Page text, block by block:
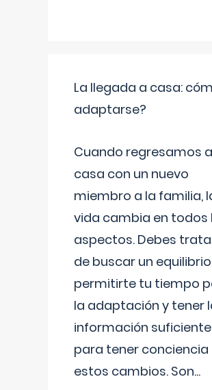
La llegada a casa:
adaptarse?
Cuando regresamos a
casa con un nuevo
miembro a la familia,
vida cambia en todos
aspectos. Debes
de buscar un
permitirte tu tiempo
la adaptación y tener
información suficiente
para tener conciencia
estos cambios. Son...